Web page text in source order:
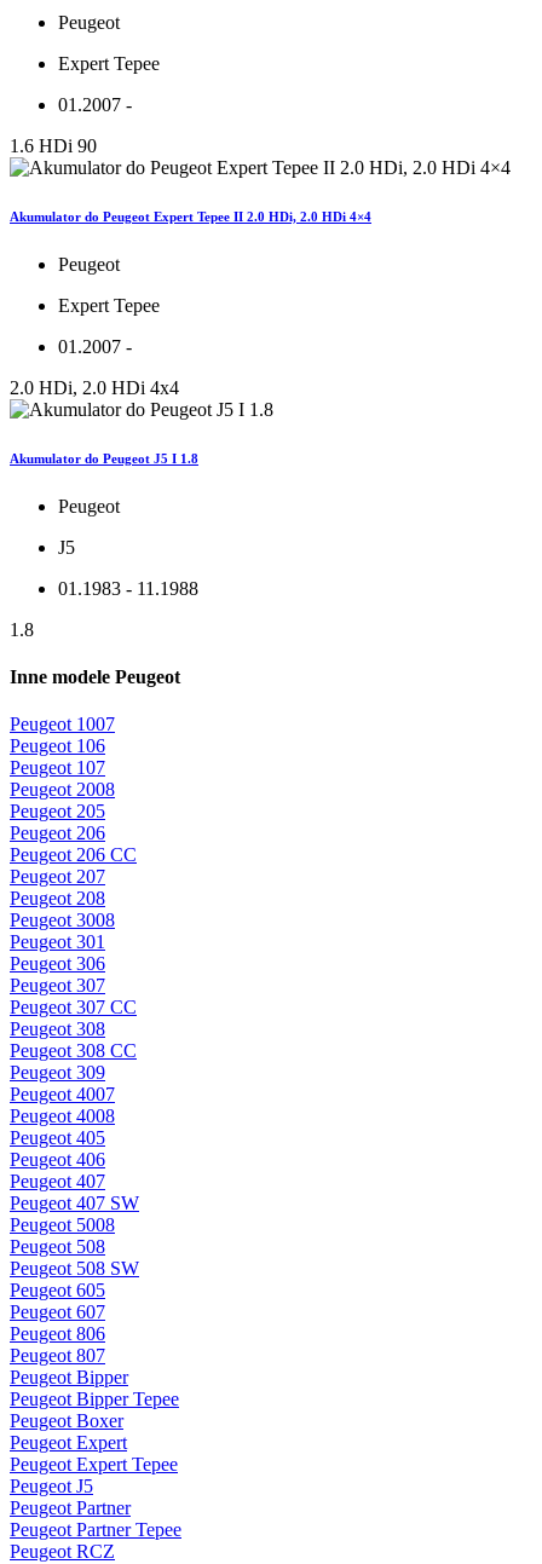
Peugeot
Expert Tepee
01.2007 -
1.6 HDi 90
Akumulator do Peugeot Expert Tepee II 2.0 HDi, 2.0 HDi 4×4
Peugeot
Expert Tepee
01.2007 -
2.0 HDi, 2.0 HDi 4x4
Akumulator do Peugeot J5 I 1.8
Peugeot
J5
01.1983 - 11.1988
1.8
Inne modele Peugeot
Peugeot 1007
Peugeot 106
Peugeot 107
Peugeot 2008
Peugeot 205
Peugeot 206
Peugeot 206 CC
Peugeot 207
Peugeot 208
Peugeot 3008
Peugeot 301
Peugeot 306
Peugeot 307
Peugeot 307 CC
Peugeot 308
Peugeot 308 CC
Peugeot 309
Peugeot 4007
Peugeot 4008
Peugeot 405
Peugeot 406
Peugeot 407
Peugeot 407 SW
Peugeot 5008
Peugeot 508
Peugeot 508 SW
Peugeot 605
Peugeot 607
Peugeot 806
Peugeot 807
Peugeot Bipper
Peugeot Bipper Tepee
Peugeot Boxer
Peugeot Expert
Peugeot Expert Tepee
Peugeot J5
Peugeot Partner
Peugeot Partner Tepee
Peugeot RCZ